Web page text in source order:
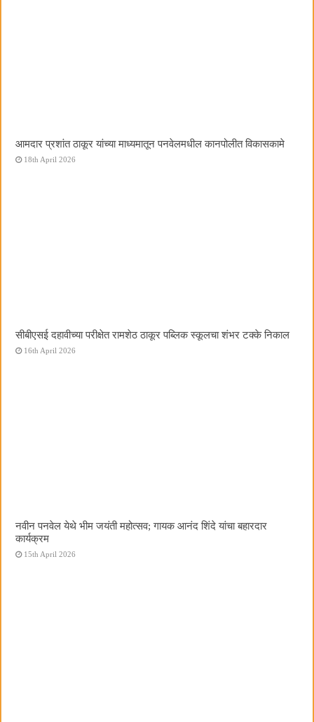
आमदार प्रशांत ठाकूर यांच्या माध्यमातून पनवेलमधील कानपोलीत विकासकामे
18th April 2026
सीबीएसई दहावीच्या परीक्षेत रामशेठ ठाकूर पब्लिक स्कूलचा शंभर टक्के निकाल
16th April 2026
नवीन पनवेल येथे भीम जयंती महोत्सव; गायक आनंद शिंदे यांचा बहारदार
कार्यक्रम
15th April 2026